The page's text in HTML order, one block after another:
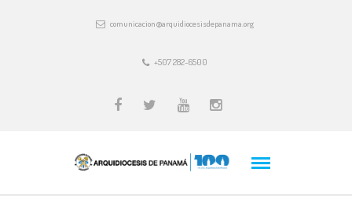
comunicacion@arquidiocesisdepanama.org
+507 282-6500